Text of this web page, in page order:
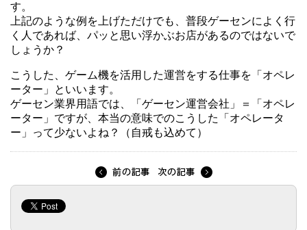
す。
上記のような例を上げただけでも、普段ゲーセンによく行
く人であれば、パッと思い浮かぶお店があるのではないで
しょうか？
こうした、ゲーム機を活用した運営をする仕事を「オペレ
ーター」といいます。
ゲーセン業界用語では、「ゲーセン運営会社」＝「オペレ
ーター」ですが、本当の意味でのこうした「オペレータ
ー」って少ないよね？（自戒も込めて）